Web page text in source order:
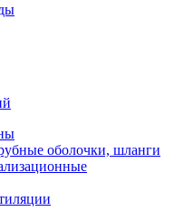
оболочки, шланги